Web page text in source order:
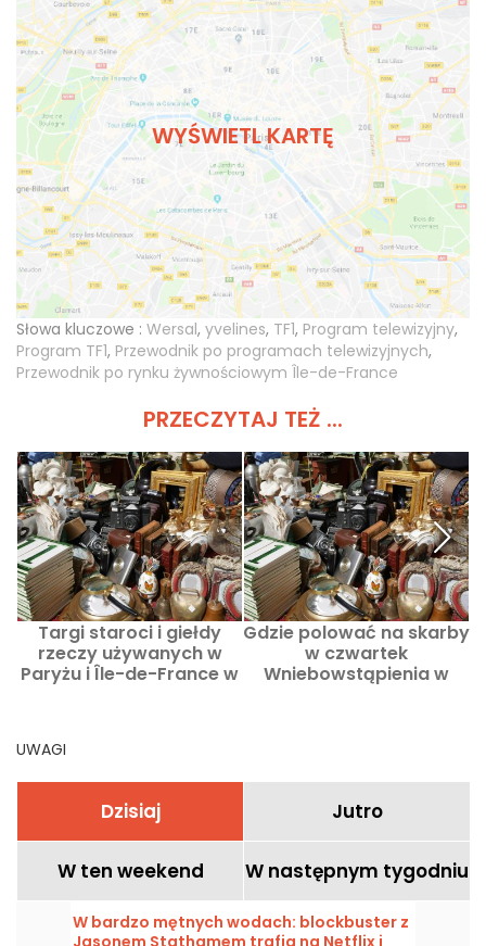
WYŚWIETL KARTĘ
Słowa kluczowe : Wersal, yvelines, TF1, Program telewizyjny,
Program TF1, Przewodnik po programach telewizyjnych,
Przewodnik po rynku żywnościowym Île-de-France
PRZECZYTAJ TEŻ ...
Targi staroci i giełdy
rzeczy używanych w
Paryżu i Île-de-France w
Gdzie polować na skarby
w czwartek
Wniebowstąpienia w
UWAGI
Dzisiaj Jutro
W ten weekend W następnym tygodniu
W bardzo mętnych wodach: blockbuster z
Jasonem Stathamem trafia na Netflix i